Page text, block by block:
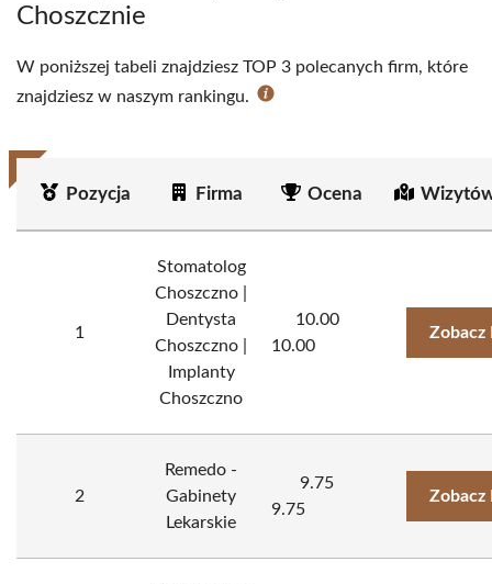
Choszcznie
W poniższej tabeli znajdziesz TOP 3 polecanych firm, które
znajdziesz w naszym rankingu.
Pozycja Firma Ocena
1
Stomatolog
Choszczno |
Dentysta
Choszczno |
Implanty
Choszczno
10.00
10.00
Zobacz
2
Remedo -
Gabinety
Lekarskie
9.75
9.75
Zobacz